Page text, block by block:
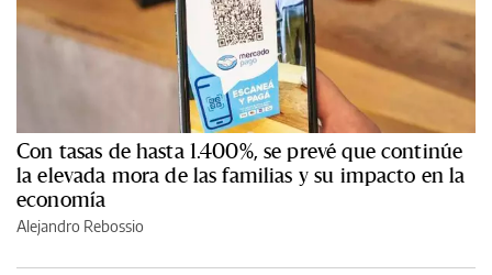
Con tasas de hasta 1.400%, se prevé que continúe
la elevada mora de las familias y su impacto en la
economía
Alejandro Rebossio